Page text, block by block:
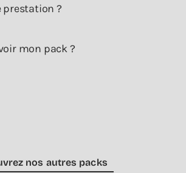
prestation ?
mon pack ?
nos autres packs